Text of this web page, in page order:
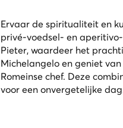
Ervaar de spiritualiteit en
privé-voedsel- en
Pieter, waardeer het
Michelangelo en geniet
Romeinse chef. Deze
voor een onvergetelijke